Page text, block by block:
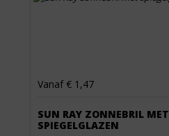
Vanaf € 1,47
SUN RAY ZONNEBRIL MET
SPIEGELGLAZEN